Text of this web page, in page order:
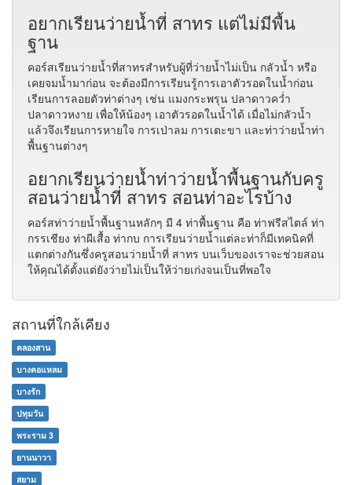
อยากเรียนว่ายน้ำที่ สาทร แต่ไม่มีพื้น
ฐาน
คอร์สเรียนว่ายน้ำที่สาทรสำหรับผู้ที่ว่ายน้ำไม่เป็น กลัวน้ำ หรือ
เคยจมน้ำมาก่อน จะต้องมีการเรียนรู้การเอาตัวรอดในน้ำก่อน
เรียนการลอยตัวท่าต่างๆ เช่น แมงกระพรุน ปลาดาวคว่ำ
ปลาดาวหงาย เพื่อให้น้องๆ เอาตัวรอดในน้ำได้ เมื่อไม่กลัวน้ำ
แล้วจึงเรียนการหายใจ การเป่าลม การเตะขา และท่าว่ายน้ำท่า
พื้นฐานต่างๆ
อยากเรียนว่ายน้ำท่าว่ายน้ำพื้นฐานกับครู
สอนว่ายน้ำที่ สาทร สอนท่าอะไรบ้าง
คอร์สท่าว่ายน้ำพื้นฐานหลักๆ มี 4 ท่าพื้นฐาน คือ ท่าฟรีสไตล์ ท่า
กรรเชียง ท่าผีเสื้อ ท่ากบ การเรียนว่ายน้ำแต่ละท่าก็มีเทคนิคที่
แตกต่างกันซึ่งครูสอนว่ายน้ำที่ สาทร บนเว็บของเราจะช่วยสอน
ให้คุณได้ตั้งแต่ยังว่ายไม่เป็นให้ว่ายเก่งจนเป็นที่พอใจ
สถานที่ใกล้เคียง
คลองสาน
บางคอแหลม
บางรัก
ปทุมวัน
พระราม 3
ยานนาวา
สยาม